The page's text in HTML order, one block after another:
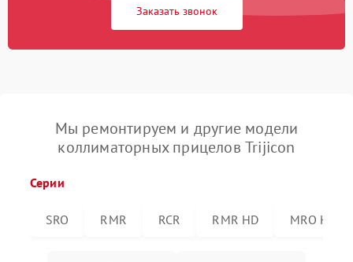
Заказать звонок
Мы ремонтируем и другие модели
коллиматорных прицелов Trijicon
Серии
SRO RMR RCR RMR HD MRO HD